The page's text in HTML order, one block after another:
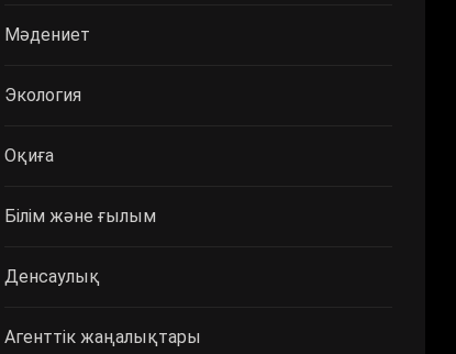
Мәдениет
Экология
Оқиға
Білім және ғылым
Денсаулық
Агенттік жаңалықтары